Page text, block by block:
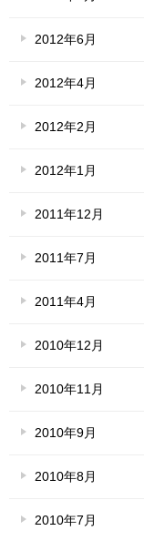
2012年6月
2012年4月
2012年2月
2012年1月
2011年12月
2011年7月
2011年4月
2010年12月
2010年11月
2010年9月
2010年8月
2010年7月